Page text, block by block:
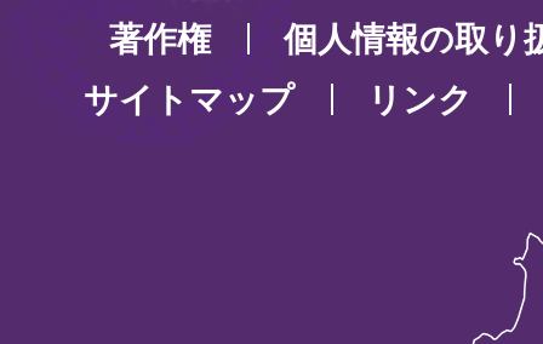
著作権
個人情報の取り
サイトマップ
リンク